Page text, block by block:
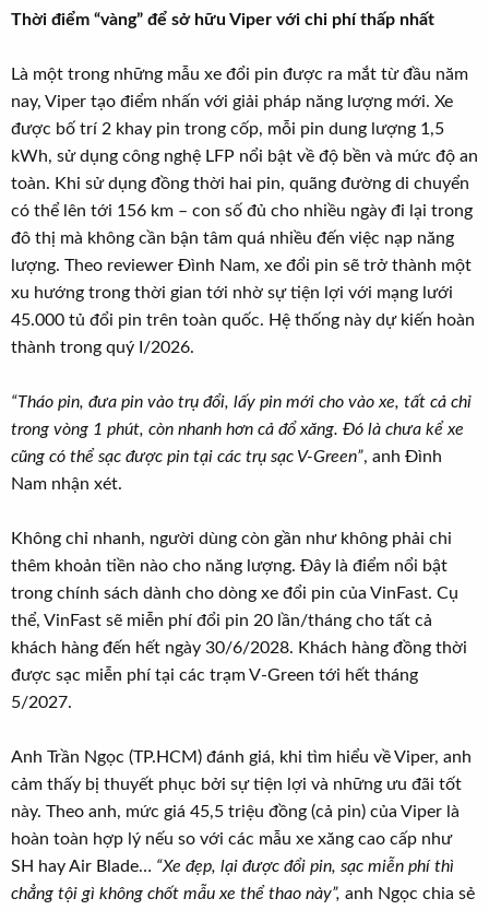
Thời điểm “vàng” để sở hữu Viper với chi phí thấp nhất
Là một trong những mẫu xe đổi pin được ra mắt từ đầu năm
nay, Viper tạo điểm nhấn với giải pháp năng lượng mới. Xe
được bố trí 2 khay pin trong cốp, mỗi pin dung lượng 1,5
kWh, sử dụng công nghệ LFP nổi bật về độ bền và mức độ an
toàn. Khi sử dụng đồng thời hai pin, quãng đường di chuyển
có thể lên tới 156 km – con số đủ cho nhiều ngày đi lại trong
đô thị mà không cần bận tâm quá nhiều đến việc nạp năng
lượng. Theo reviewer Đình Nam, xe đổi pin sẽ trở thành một
xu hướng trong thời gian tới nhờ sự tiện lợi với mạng lưới
45.000 tủ đổi pin trên toàn quốc. Hệ thống này dự kiến hoàn
thành trong quý I/2026.
“Tháo pin, đưa pin vào trụ đổi, lấy pin mới cho vào xe, tất cả chỉ
trong vòng 1 phút, còn nhanh hơn cả đổ xăng. Đó là chưa kể xe
cũng có thể sạc được pin tại các trụ sạc V-Green”, anh Đình
Nam nhận xét.
Không chỉ nhanh, người dùng còn gần như không phải chi
thêm khoản tiền nào cho năng lượng. Đây là điểm nổi bật
trong chính sách dành cho dòng xe đổi pin của VinFast. Cụ
thể, VinFast sẽ miễn phí đổi pin 20 lần/tháng cho tất cả
khách hàng đến hết ngày 30/6/2028. Khách hàng đồng thời
được sạc miễn phí tại các trạm V-Green tới hết tháng
5/2027.
Anh Trần Ngọc (TP.HCM) đánh giá, khi tìm hiểu về Viper, anh
cảm thấy bị thuyết phục bởi sự tiện lợi và những ưu đãi tốt
này. Theo anh, mức giá 45,5 triệu đồng (cả pin) của Viper là
hoàn toàn hợp lý nếu so với các mẫu xe xăng cao cấp như
SH hay Air Blade… “Xe đẹp, lại được đổi pin, sạc miễn phí thì
chẳng tội gì không chốt mẫu xe thể thao này”, anh Ngọc chia sẻ